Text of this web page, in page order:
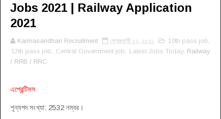
Jobs 2021 | Railway Application
2021
Karmasandhan Recruitment ফেব্রুয়ারী ১২, ২০২১ 10th pass job
12th pass job
Central Government job Latest Jobs Today , Railway
/ RRB / RRC
এপ্রেন্টিসস
শূন্যপদ সংখ্যা: 2532 নম্বর।